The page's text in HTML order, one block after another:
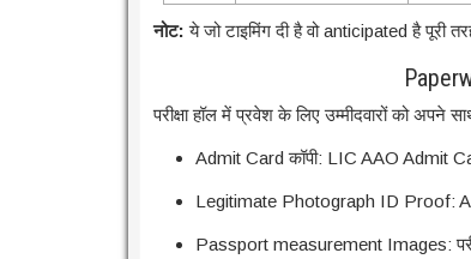
नोट: ये जो टाइमिंग दी है वो anticipated है पूरी
परीक्षा हॉल में प्रवेश के लिए उम्मीदवारों को अपने
Admit Card कॉपी: LIC AAO Admit
Legitimate Photograph ID Proof:
Passport measurement Images: